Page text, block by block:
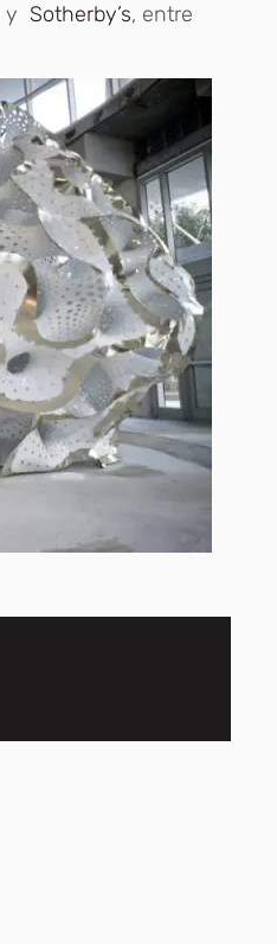
y Sotherby’s, entre